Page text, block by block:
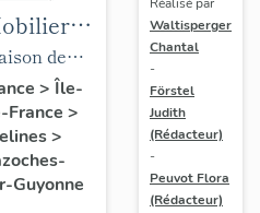
la
de
maison
Carré
> Île-
France >
>
Guyonne
Waltisperger
Chantal
-
Förstel
Judith
(Rédacteur)
-
Peuvot Flora
(Rédacteur)